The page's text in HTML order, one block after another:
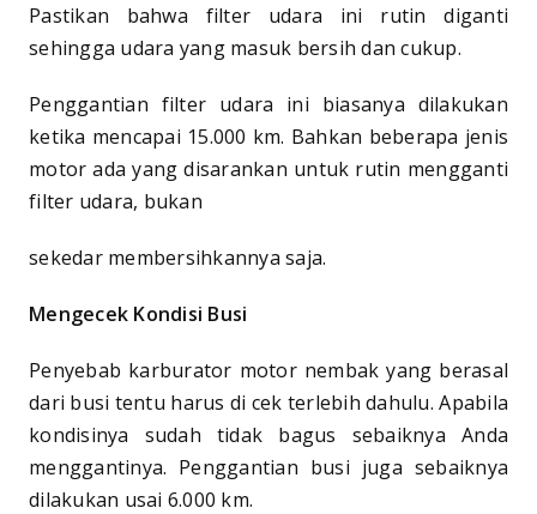
Pastikan bahwa filter udara ini rutin diganti
sehingga udara yang masuk bersih dan cukup.
Penggantian filter udara ini biasanya dilakukan
ketika mencapai 15.000 km. Bahkan beberapa jenis
motor ada yang disarankan untuk rutin mengganti
filter udara, bukan
sekedar membersihkannya saja.
Mengecek Kondisi Busi
Penyebab karburator motor nembak yang berasal
dari busi tentu harus di cek terlebih dahulu. Apabila
kondisinya sudah tidak bagus sebaiknya Anda
menggantinya. Penggantian busi juga sebaiknya
dilakukan usai 6.000 km.